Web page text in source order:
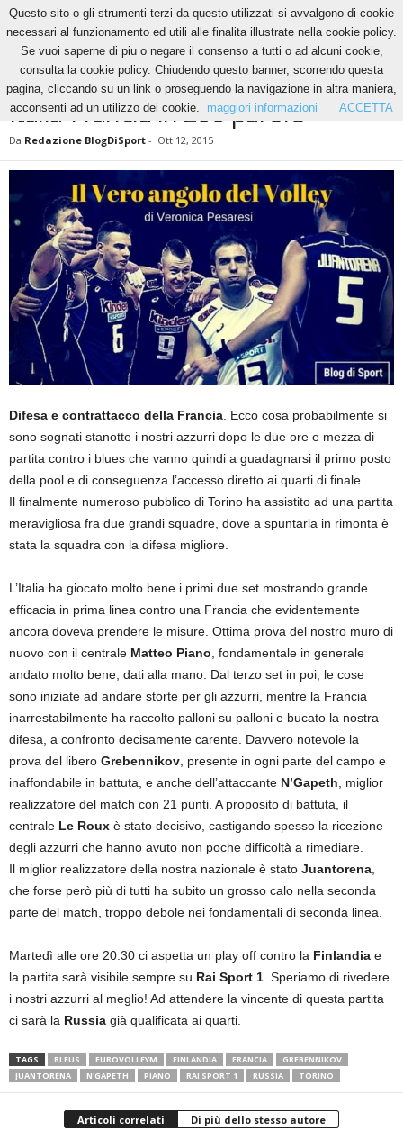
Volley Il vero angolo del volley Italia-Francia in 200 parole
VOLLEY IL VERO ANGOLO DEL VOLLEY NEWS
Italia-Francia in 200 parole
Da Redazione BlogDiSport - Ott 12, 2015
Difesa e contrattacco della Francia . Ecco cosa probabilmente si
sono sognati stanotte i nostri azzurri dopo le due ore e mezza di
partita contro i blues che vanno quindi a guadagnarsi il primo posto
della pool e di conseguenza l’accesso diretto ai quarti di finale.
Il finalmente numeroso pubblico di Torino ha assistito ad una partita
meravigliosa fra due grandi squadre, dove a spuntarla in rimonta è
stata la squadra con la difesa migliore.
L’Italia ha giocato molto bene i primi due set mostrando grande
efficacia in prima linea contro una Francia che evidentemente
ancora doveva prendere le misure. Ottima prova del nostro muro di
nuovo con il centrale Matteo Piano , fondamentale in generale
andato molto bene, dati alla mano. Dal terzo set in poi, le cose
sono iniziate ad andare storte per gli azzurri, mentre la Francia
inarrestabilmente ha raccolto palloni su palloni e bucato la nostra
difesa, a confronto decisamente carente. Davvero notevole la
prova del libero Grebennikov , presente in ogni parte del campo e
inaffondabile in battuta, e anche dell’attaccante N’Gapeth , miglior
realizzatore del match con 21 punti. A proposito di battuta, il
centrale Le Roux è stato decisivo, castigando spesso la ricezione
degli azzurri che hanno avuto non poche difficoltà a rimediare.
Il miglior realizzatore della nostra nazionale è stato Juantorena
che forse però più di tutti ha subito un grosso calo nella seconda
parte del match, troppo debole nei fondamentali di seconda linea.
Martedì alle ore 20:30 ci aspetta un play off contro la Finlandia e
la partita sarà visibile sempre su Rai Sport 1 . Speriamo di rivedere
i nostri azzurri al meglio! Ad attendere la vincente di questa partita
ci sarà la Russia già qualificata ai quarti.
TAGS BLEUS EUROVOLLEYM FINLANDIA FRANCIA
GREBENNIKOV
JUANTORENA
N'GAPETH PIANO RAI SPORT 1 RUSSIA TORINO
Articoli correlati Di più dello stesso autore
Questo sito o gli strumenti terzi da questo utilizzati si avvalgono di cookie
necessari al funzionamento ed utili alle finalita illustrate nella cookie policy.
Se vuoi saperne di piu o negare il consenso a tutti o ad alcuni cookie,
consulta la cookie policy. Chiudendo questo banner, scorrendo questa
pagina, cliccando su un link o proseguendo la navigazione in altra maniera,
acconsenti ad un utilizzo dei cookie.
maggiori informazioni ACCETTA